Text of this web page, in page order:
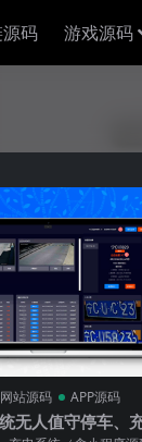
码 游戏源码
网站源码 APP源码
无人值守停车、